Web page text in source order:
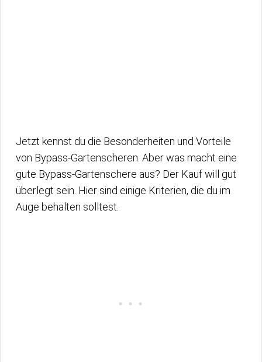
Jetzt kennst du die Besonderheiten und Vorteile
von Bypass-Gartenscheren. Aber was macht eine
gute Bypass-Gartenschere aus? Der Kauf will gut
überlegt sein. Hier sind einige Kriterien, die du im
Auge behalten solltest.